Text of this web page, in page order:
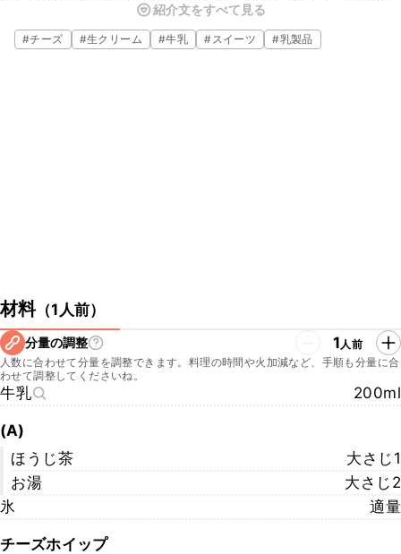
いがクセになりますよ。おもてなしにもおすすめの一品です。ぜひお
試しくださいね。
紹介文をすべて見る
#チーズ #生クリーム #牛乳 #スイーツ #乳製品
材料（1人前）
分量の調整 1人前
人数に合わせて分量を調整できます。料理の時間や火加減など、手順も分量に合
わせて調整してくださいね。
牛乳 200ml
(A)
ほうじ茶
大さじ1
お湯
大さじ2
氷
適量
チーズホイップ